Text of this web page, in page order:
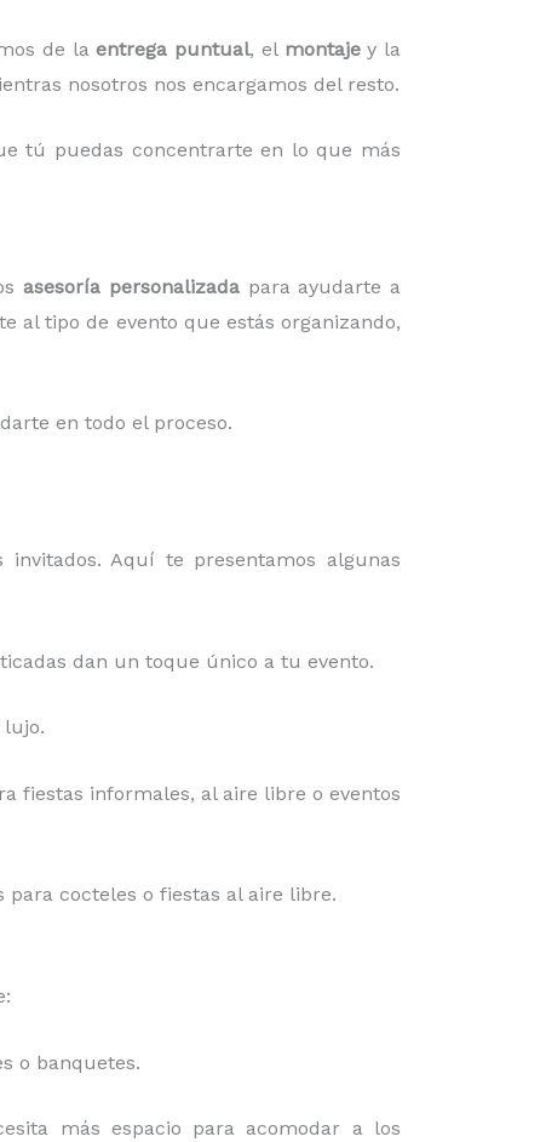
de laentrega puntual, el montajey la
nosotros nos encargamos del resto.
tú puedas concentrarte en lo que más
asesoría personalizadapara ayudarte a
al tipo de evento que estás organizando,
en todo el proceso.
Aquí te presentamos algunas
dan un toque único a tu evento.
lujo.
fiestas informales, al aire libre o eventos
cocteles o fiestas al aire libre.
o banquetes.
más espacio para acomodar a los